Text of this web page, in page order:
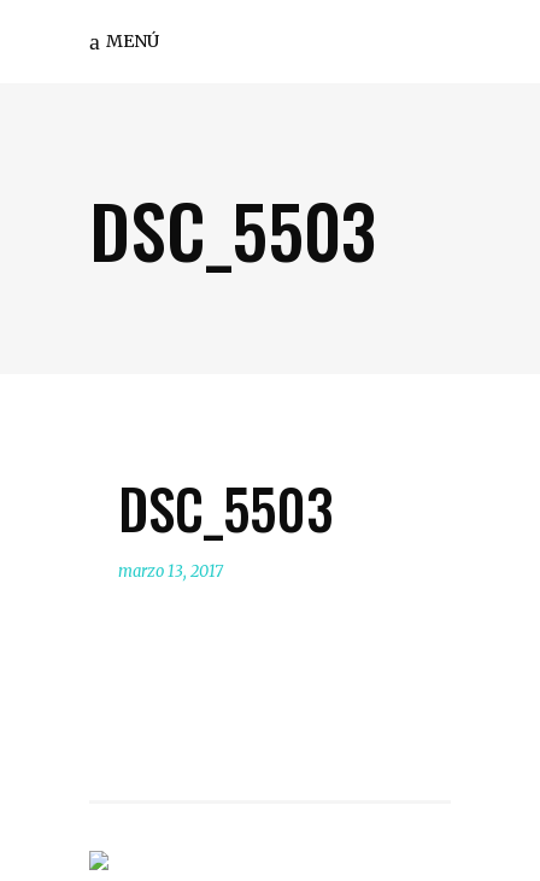
MENÚ
DSC_5503
DSC_5503
marzo 13, 2017